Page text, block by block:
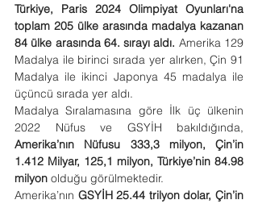
Türkiye, Paris 2024 Olimpiyat Oyunları'na
toplam 205 ülke arasında madalya kazanan
84 ülke arasında 64. sırayı aldı. Amerika 129
Madalya ile birinci sırada yer alırken, Çin 91
Madalya ile ikinci Japonya 45 madalya ile
üçüncü sırada yer aldı.
Madalya Sıralamasına göre İlk üç ülkenin
Amerika’nın Nüfusu 333,3 milyon, Çin’in
1.412 Milyar, 125,1 milyon, Türkiye’nin 84.98
milyon olduğu görülmektedir.
Amerika’nın GSYİH 25.44 trilyon dolar, Çin’in